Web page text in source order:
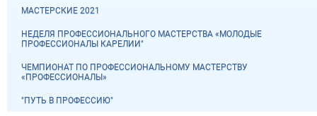
МАСТЕРСКИЕ 2021
НЕДЕЛЯ ПРОФЕССИОНАЛЬНОГО МАСТЕРСТВА «МОЛОДЫЕ
ПРОФЕССИОНАЛЫ КАРЕЛИИ"
ЧЕМПИОНАТ ПО ПРОФЕССИОНАЛЬНОМУ МАСТЕРСТВУ
«ПРОФЕССИОНАЛЫ»
"ПУТЬ В ПРОФЕССИЮ"